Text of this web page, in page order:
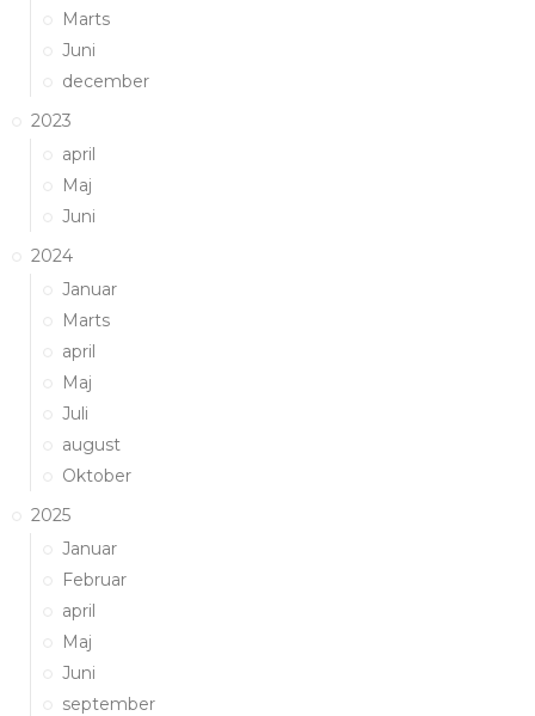
Marts
Juni
december
2023
april
Maj
Juni
2024
Januar
Marts
april
Maj
Juli
august
Oktober
2025
Januar
Februar
april
Maj
Juni
september